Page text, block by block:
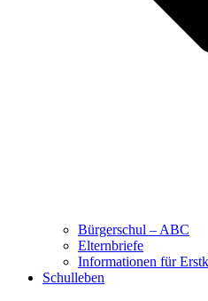
Bürgerschul – ABC
Elternbriefe
Informationen für
Schulleben